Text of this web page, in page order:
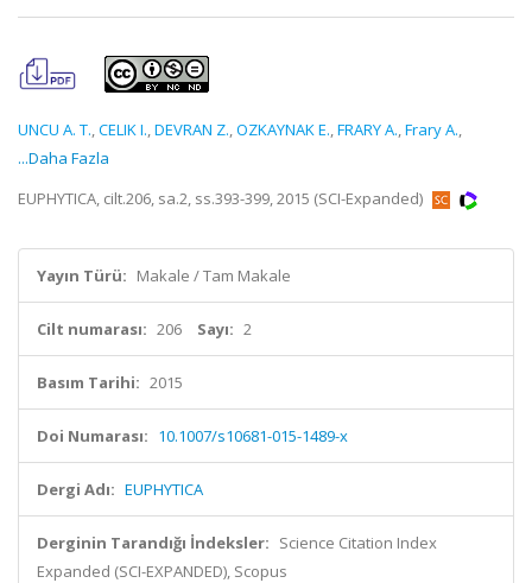
UNCU A. T.,CELIK I.,DEVRAN Z.,OZKAYNAK E.,FRARY A.,Frary A.,
...Daha Fazla
EUPHYTICA, cilt.206, sa.2, ss.393-399, 2015 (SCI-Expanded)
Yayın Türü: Makale / Tam Makale
Cilt numarası: 206 Sayı: 2
Basım Tarihi: 2015
Doi Numarası: 10.1007/s10681-015-1489-x
Dergi Adı: EUPHYTICA
Derginin Tarandığı İndeksler: Science Citation Index
Expanded (SCI-EXPANDED), Scopus